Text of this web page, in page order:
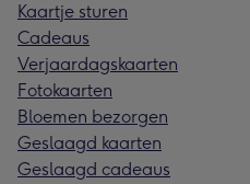
Kaartje sturen
Cadeaus
Verjaardagskaarten
Fotokaarten
Bloemen bezorgen
Geslaagd kaarten
Geslaagd cadeaus